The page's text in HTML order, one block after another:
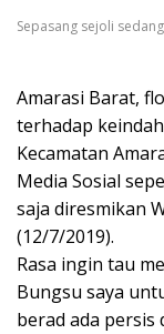
Sepasang sejoli
Amarasi Barat,
terhadap
Kecamatan
Media Sosial
saja diresmikan
(12/7/2019).
Rasa ingin tau
Bungsu saya
berad ada persis